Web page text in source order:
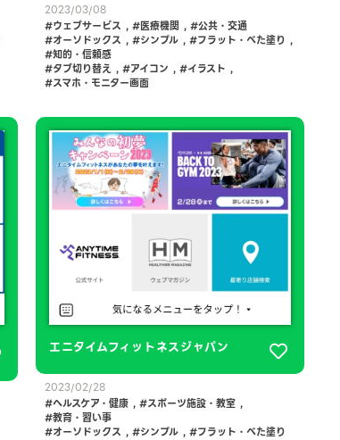
2023/03/08
ウェブサービス , 医療機関 ,
公共・交通
オーソドックス , シンプル , フラット・べた塗り ,
知的・信頼感
タブ切り替え , アイコン , イラスト ,
スマホ・モニター画面
エニタイムフィットネスジャパン
2023/02/28
ヘルスケア・健康 , スポーツ施設・教室 ,
教育・習い事
オーソドックス , シンプル ,
フラット・べた塗り